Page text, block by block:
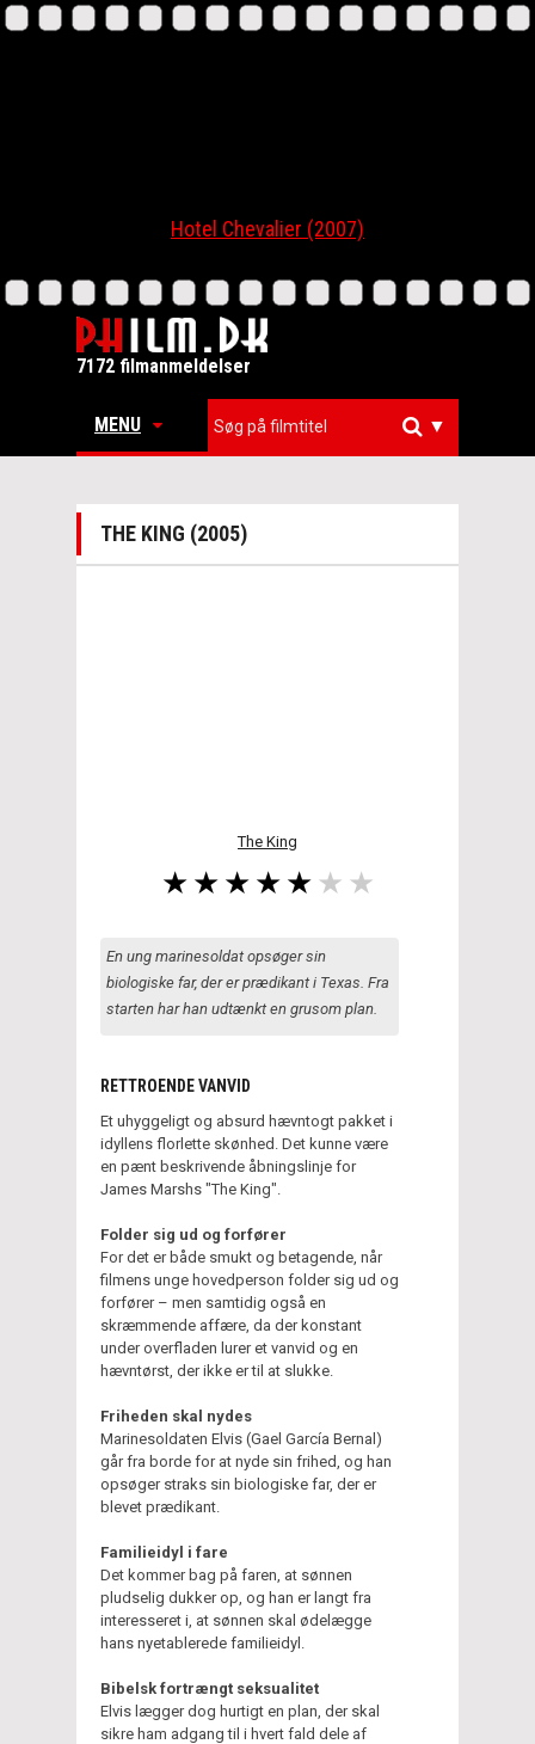
Hotel Chevalier (2007)
7172 filmanmeldelser
MENU ▼
THE KING (2005)
The King
En ung marinesoldat opsøger sin
biologiske far, der er prædikant i Texas. Fra
starten har han udtænkt en grusom plan.
RETTROENDE VANVID
Et uhyggeligt og absurd hævntogt pakket i
idyllens florlette skønhed. Det kunne være
en pænt beskrivende åbningslinje for
James Marshs "The King".
Folder sig ud og forfører
For det er både smukt og betagende, når
filmens unge hovedperson folder sig ud og
forfører – men samtidig også en
skræmmende affære, da der konstant
under overfladen lurer et vanvid og en
hævntørst, der ikke er til at slukke.
Friheden skal nydes
Marinesoldaten Elvis (Gael García Bernal)
går fra borde for at nyde sin frihed, og han
opsøger straks sin biologiske far, der er
blevet prædikant.
Familieidyl i fare
Det kommer bag på faren, at sønnen
pludselig dukker op, og han er langt fra
interesseret i, at sønnen skal ødelægge
hans nyetablerede familieidyl.
Bibelsk fortrængt seksualitet
Elvis lægger dog hurtigt en plan, der skal
sikre ham adgang til i hvert fald dele af